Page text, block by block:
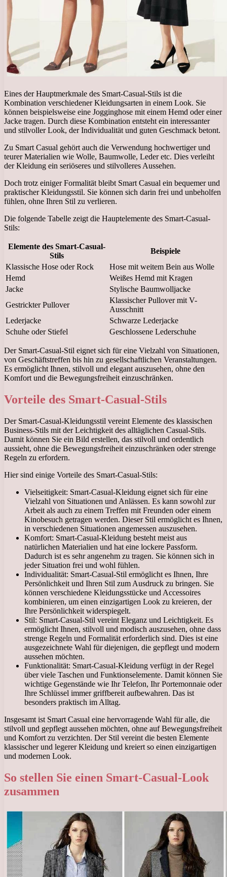
Eines der Hauptmerkmale des Smart-Casual-Stils ist die
Kombination verschiedener Kleidungsarten in einem Look. Sie
können beispielsweise eine Jogginghose mit einem Hemd oder einer
Jacke tragen. Durch diese Kombination entsteht ein interessanter
und stilvoller Look, der Individualität und guten Geschmack betont.
Zu Smart Casual gehört auch die Verwendung hochwertiger und
teurer Materialien wie Wolle, Baumwolle, Leder etc. Dies verleiht
der Kleidung ein seriöseres und stilvolleres Aussehen.
Doch trotz einiger Formalität bleibt Smart Casual ein bequemer und
praktischer Kleidungsstil. Sie können sich darin frei und unbeholfen
fühlen, ohne Ihren Stil zu verlieren.
Die folgende Tabelle zeigt die Hauptelemente des Smart-Casual-
Stils:
Elemente des Smart-Casual-
Stils
Beispiele
Klassische Hose oder Rock
Hose mit weitem Bein aus Wolle
Hemd
Weißes Hemd mit Kragen
Jacke
Stylische Baumwolljacke
Gestrickter Pullover
Klassischer Pullover mit V-
Ausschnitt
Lederjacke
Schwarze Lederjacke
Schuhe oder Stiefel
Geschlossene Lederschuhe
Der Smart-Casual-Stil eignet sich für eine Vielzahl von Situationen,
von Geschäftstreffen bis hin zu gesellschaftlichen Veranstaltungen.
Es ermöglicht Ihnen, stilvoll und elegant auszusehen, ohne den
Komfort und die Bewegungsfreiheit einzuschränken.
Vorteile des Smart-Casual-Stils
Der Smart-Casual-Kleidungsstil vereint Elemente des klassischen
Business-Stils mit der Leichtigkeit des alltäglichen Casual-Stils.
Damit können Sie ein Bild erstellen, das stilvoll und ordentlich
aussieht, ohne die Bewegungsfreiheit einzuschränken oder strenge
Regeln zu erfordern.
Hier sind einige Vorteile des Smart-Casual-Stils:
Vielseitigkeit: Smart-Casual-Kleidung eignet sich für eine
Vielzahl von Situationen und Anlässen. Es kann sowohl zur
Arbeit als auch zu einem Treffen mit Freunden oder einem
Kinobesuch getragen werden. Dieser Stil ermöglicht es Ihnen,
in verschiedenen Situationen angemessen auszusehen.
Komfort: Smart-Casual-Kleidung besteht meist aus
natürlichen Materialien und hat eine lockere Passform.
Dadurch ist es sehr angenehm zu tragen. Sie können sich in
jeder Situation frei und wohl fühlen.
Individualität: Smart-Casual-Stil ermöglicht es Ihnen, Ihre
Persönlichkeit und Ihren Stil zum Ausdruck zu bringen. Sie
können verschiedene Kleidungsstücke und Accessoires
kombinieren, um einen einzigartigen Look zu kreieren, der
Ihre Persönlichkeit widerspiegelt.
Stil: Smart-Casual-Stil vereint Eleganz und Leichtigkeit. Es
ermöglicht Ihnen, stilvoll und modisch auszusehen, ohne dass
strenge Regeln und Formalität erforderlich sind. Dies ist eine
ausgezeichnete Wahl für diejenigen, die gepflegt und modern
aussehen möchten.
Funktionalität: Smart-Casual-Kleidung verfügt in der Regel
über viele Taschen und Funktionselemente. Damit können Sie
wichtige Gegenstände wie Ihr Telefon, Ihr Portemonnaie oder
Ihre Schlüssel immer griffbereit aufbewahren. Das ist
besonders praktisch im Alltag.
Insgesamt ist Smart Casual eine hervorragende Wahl für alle, die
stilvoll und gepflegt aussehen möchten, ohne auf Bewegungsfreiheit
und Komfort zu verzichten. Der Stil vereint die besten Elemente
klassischer und legerer Kleidung und kreiert so einen einzigartigen
und modernen Look.
So stellen Sie einen Smart-Casual-Look
zusammen